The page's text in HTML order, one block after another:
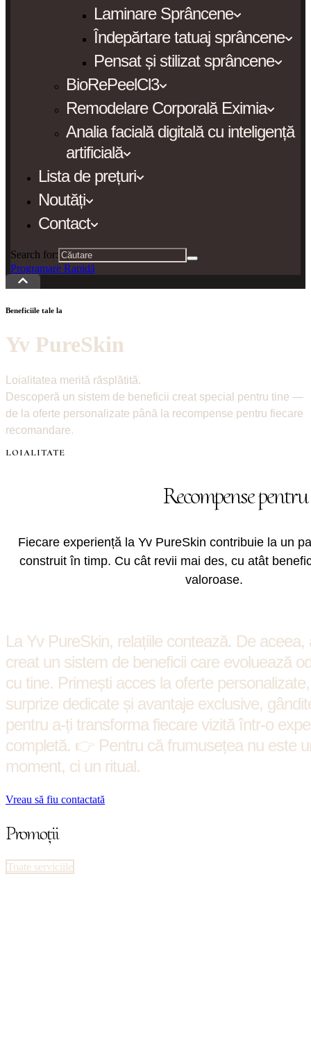
Laminare Sprâncene
Îndepărtare tatuaj sprâncene
Pensat și stilizat sprâncene
BioRePeelCl3
Remodelare Corporală Eximia
Analia facială digitală cu inteligență
artificială
Lista de prețuri
Noutăți
Contact
Search for:
Programare Rapidă
Beneficiile tale la
Yv PureSkin
Loialitatea merită răsplătită.
Descoperă un sistem de beneficii creat special pentru tine —
de la oferte personalizate până la recompense pentru fiecare
recomandare.
LOIALITATE
Recompense
Fiecare experiență la Yv PureSkin contribuie la un
construit în timp. Cu cât revii mai des, cu atât
valoroase.
La Yv PureSkin, relațiile contează. De aceea,
creat un sistem de beneficii care evoluează
cu tine. Primești acces la oferte personalizate,
surprize dedicate și avantaje exclusive,
pentru a-ți transforma fiecare vizită într-o
completă. 👉 Pentru că frumusețea nu este
moment, ci un ritual.
Vreau să fiu contactată
Promoții
Toate serviciile